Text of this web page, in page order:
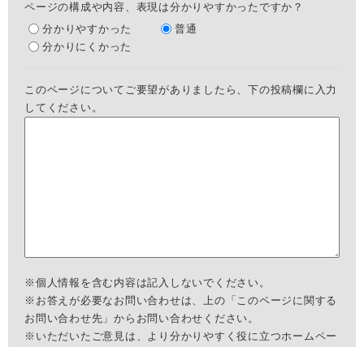
ページの構成や内容、表現は分かりやすかったですか？
分かりやすかった
普通
分かりにくかった
このページについてご要望がありましたら、下の投稿欄に入力
してください。
※個人情報を含む内容は記入しないでください。
※お答えが必要なお問い合わせは、上の「このページに関する
お問い合わせ先」からお問い合わせください。
※いただいたご意見は、より分かりやすく役に立つホームペー